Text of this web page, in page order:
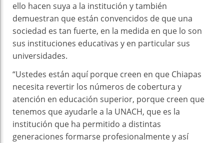
ello hacen suya a la institución y también
demuestran que están convencidos de que una
sociedad es tan fuerte, en la medida en que lo son
sus instituciones educativas y en particular sus
universidades.
“Ustedes están aquí porque creen en que Chiapas
necesita revertir los números de cobertura y
atención en educación superior, porque creen que
tenemos que ayudarle a la UNACH, que es la
institución que ha permitido a distintas
generaciones formarse profesionalmente y así